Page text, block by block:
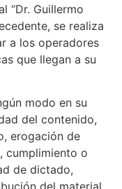
“Dr. Guillermo
se realiza
a los operadores
que llegan a su
modo en su
del contenido,
erogación de
cumplimiento o
de dictado,
del material